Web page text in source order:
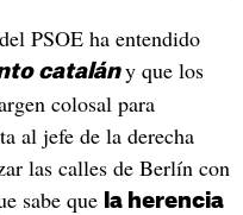
PSOE ha entendido
catalán y que los
colosal para
al jefe de la derecha
las calles de Berlín con
sabe que la herencia